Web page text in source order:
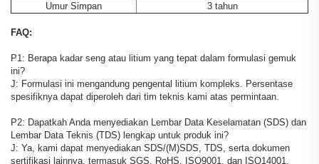
Umur Simpan
3 tahun
FAQ:
P1: Berapa kadar seng atau litium yang tepat dalam formulasi gemuk
ini?
J: Formulasi ini mengandung pengental litium kompleks. Persentase
spesifiknya dapat diperoleh dari tim teknis kami atas permintaan.
P2: Dapatkah Anda menyediakan Lembar Data Keselamatan (SDS) dan
Lembar Data Teknis (TDS) lengkap untuk produk ini?
J: Ya, kami dapat menyediakan SDS/(M)SDS, TDS, serta dokumen
sertifikasi lainnya, termasuk SGS, RoHS, ISO9001, dan ISO14001.